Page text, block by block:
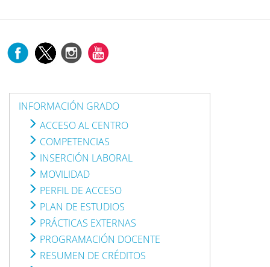
INFORMACIÓN GRADO
ACCESO AL CENTRO
COMPETENCIAS
INSERCIÓN LABORAL
MOVILIDAD
PERFIL DE ACCESO
PLAN DE ESTUDIOS
PRÁCTICAS EXTERNAS
PROGRAMACIÓN DOCENTE
RESUMEN DE CRÉDITOS